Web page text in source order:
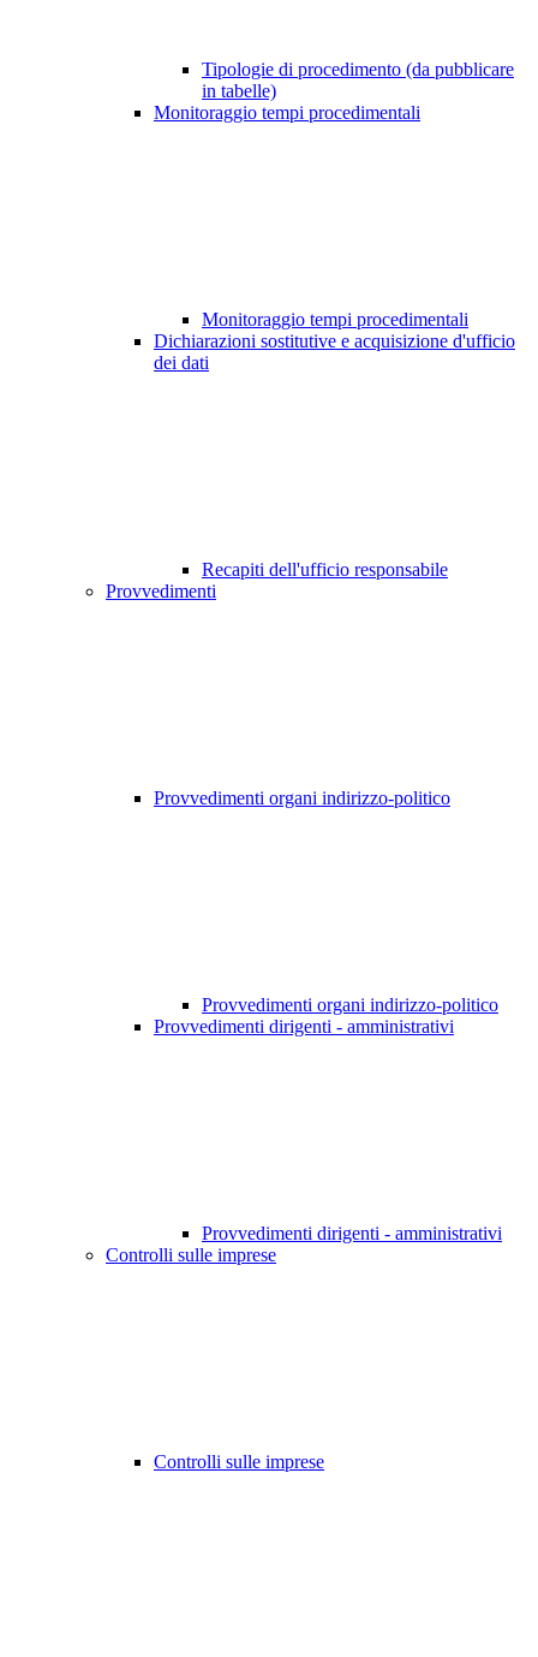
Tipologie di procedimento (da pubblicare
in tabelle)
Monitoraggio tempi procedimentali
Monitoraggio tempi procedimentali
Dichiarazioni sostitutive e acquisizione d'ufficio
dei dati
Recapiti dell'ufficio responsabile
Provvedimenti
Provvedimenti organi indirizzo-politico
Provvedimenti organi indirizzo-politico
Provvedimenti dirigenti - amministrativi
Provvedimenti dirigenti - amministrativi
Controlli sulle imprese
Controlli sulle imprese